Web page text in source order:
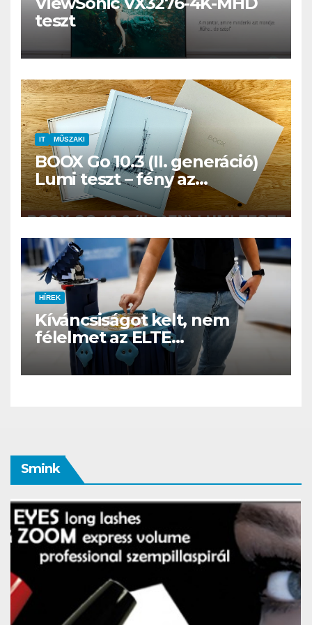
teszt
IT MŰSZAKI
BOOX Go 10.3 (II. generáció)
Lumi teszt – fény az
éjszakában, fél könyvtár a
családi csomagban
HÍREK
Kíváncsiságot kelt, nem
félelmet az ELTE
etológusainak felszolgáló
robotja
Smink